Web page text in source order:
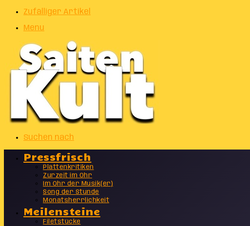
Zufälliger Artikel
Menu
Suchen nach
Pressfrisch
Plattenkritiken
Zurzeit im Ohr
Im Ohr der Musik(er)
Song der Stunde
Monatsherrlichkeit
Meilensteine
Filetstücke